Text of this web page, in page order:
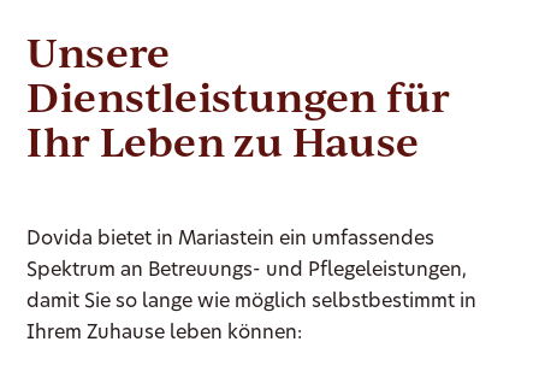
Unsere
Dienstleistungen für
Ihr Leben zu Hause
Dovida bietet in Mariastein ein umfassendes
Spektrum an Betreuungs- und Pflegeleistungen,
damit Sie so lange wie möglich selbstbestimmt in
Ihrem Zuhause leben können: